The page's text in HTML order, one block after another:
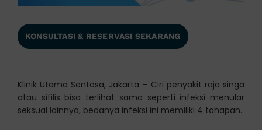
KONSULTASI & RESERVASI SEKARANG
Klinik Utama Sentosa, Jakarta – Ciri penyakit raja singa
atau sifilis bisa terlihat sama seperti infeksi menular
seksual lainnya, bedanya infeksi ini memiliki 4 tahapan.